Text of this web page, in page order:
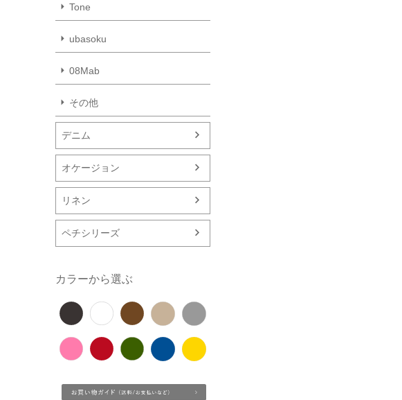
Tone
ubasoku
08Mab
その他
デニム
オケージョン
リネン
ペチシリーズ
カラーから選ぶ